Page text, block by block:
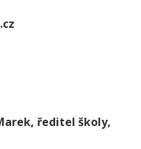
ředitel školy,